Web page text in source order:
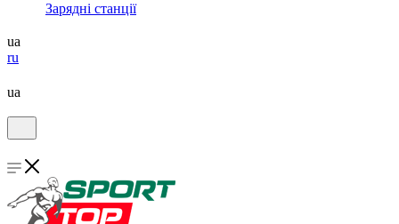
Зарядні станції
ua
ru
ua